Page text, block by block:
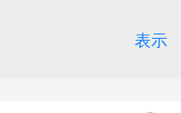
表示